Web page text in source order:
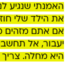
האמנתי שנגיע
את הילד שלי
אם אתם מזהים
יעבור, אל
היא מחלה.